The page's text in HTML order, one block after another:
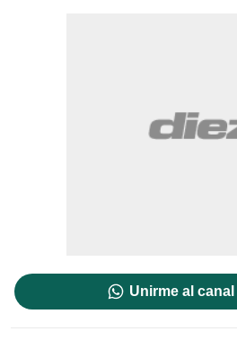
Unirme al